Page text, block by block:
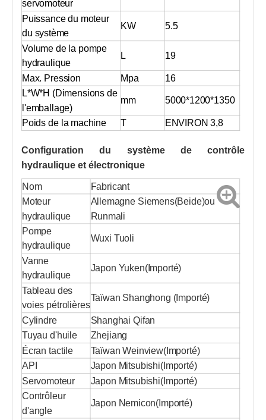
servomoteur
Puissance du moteur
du système
KW 5.5
Volume de la pompe
hydraulique
L 19
Max. Pression Mpa
16
L*W*H (Dimensions de
l'emballage)
mm 5000*1200*1350
Poids de la machine T ENVIRON 3,8
Configuration du système de contrôle
hydraulique et électronique
Nom Fabricant
Moteur
hydraulique
Allemagne Siemens(Beide)ou
Runmali
Pompe
hydraulique
Wuxi Tuoli
Vanne
hydraulique
Japon Yuken(Importé)
Tableau des
voies pétrolières
Taïwan Shanghong (Importé)
Cylindre Shanghai Qifan
Tuyau d'huile Zhejiang
Écran tactile Taïwan Weinview(Importé)
API
Japon Mitsubishi(Importé)
Servomoteur Japon Mitsubishi(Importé)
Contrôleur
d'angle
Japon Nemicon( Importé)